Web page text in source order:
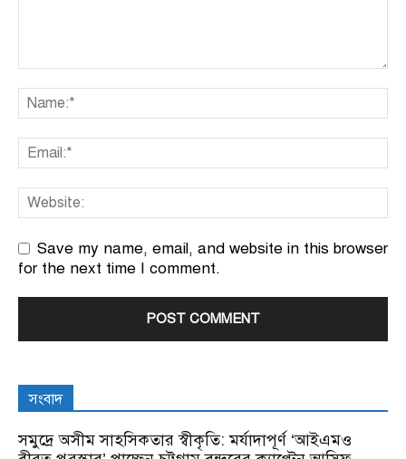
Save my name, email, and website in this browser
for the next time I comment.
সংবাদ
সমুদ্রে অসীম সাহসিকতার স্বীকৃতি: মর্যাদাপূর্ণ ‘আইএমও